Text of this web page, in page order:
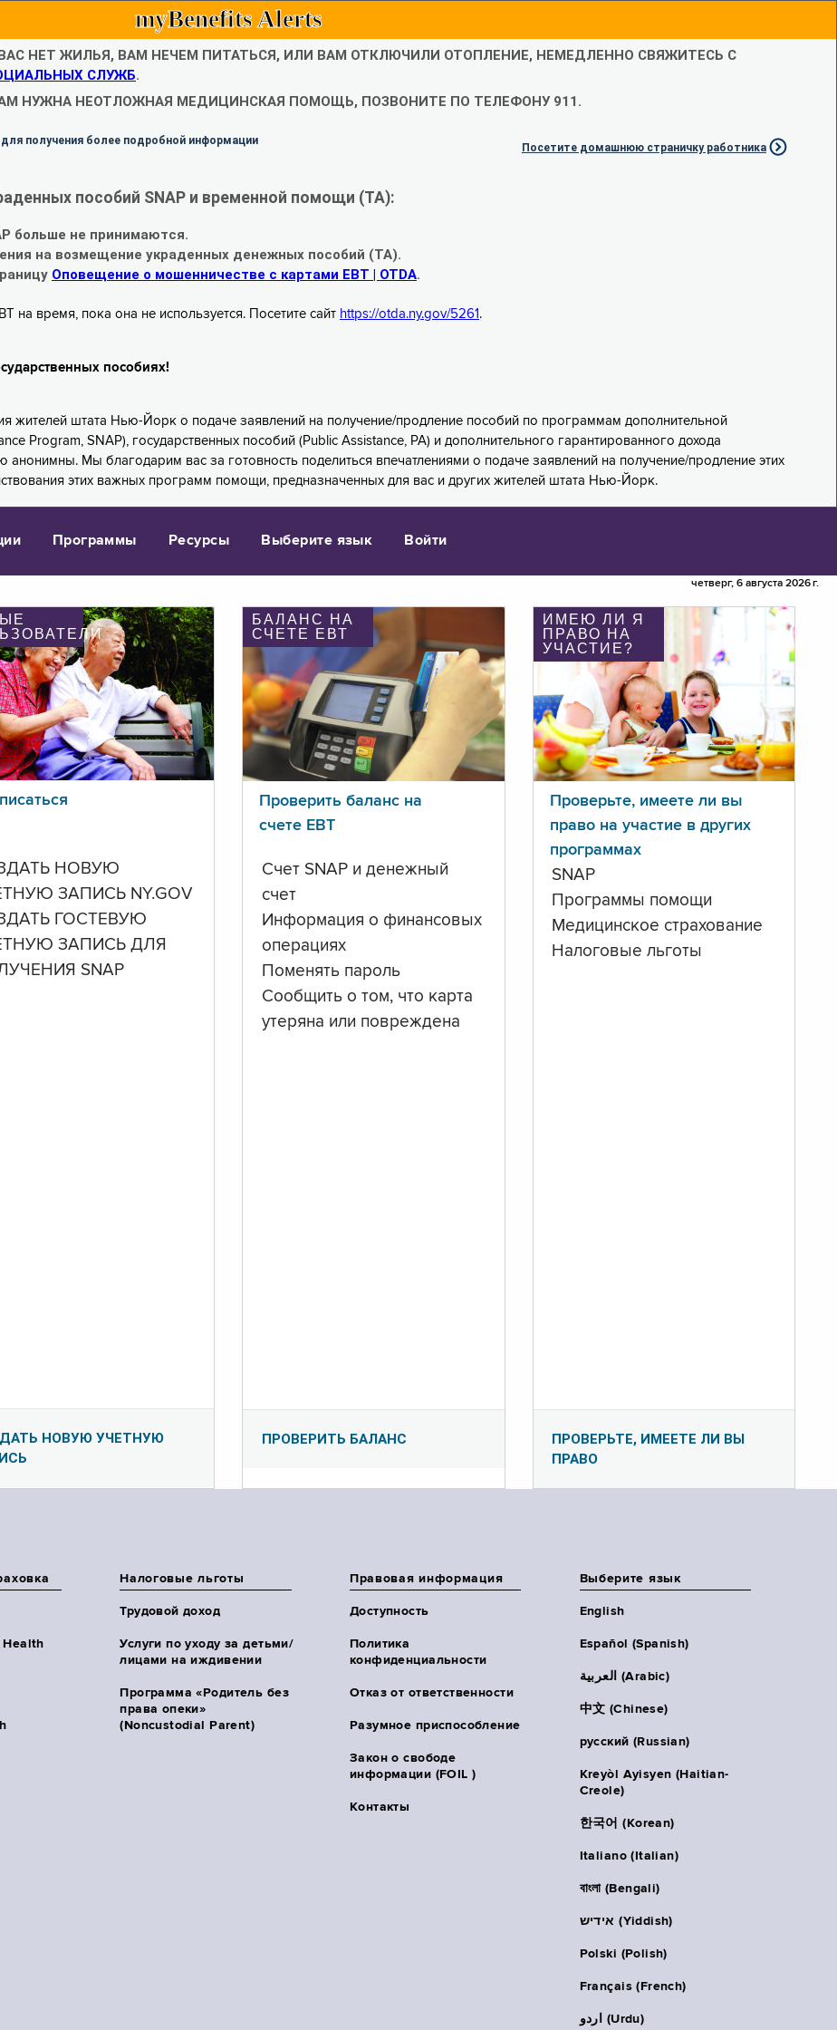
myBenefits Alerts
НЕТ ЖИЛЬЯ, ВАМ НЕЧЕМ ПИТАТЬСЯ, ИЛИ ВАМ ОТКЛЮЧИЛИ ОТОПЛЕНИЕ, НЕМЕДЛЕННО СВЯЖИТЕСЬ С
СЛУЖБ.
НУЖНА НЕОТЛОЖНАЯ МЕДИЦИНСКАЯ ПОМОЩЬ, ПОЗВОНИТЕ ПО ТЕЛЕФОНУ 911.
получения более подробной информации
Посетите домашнюю страничку работника
пособий SNAP и временной помощи (TA):
больше не принимаются.
на возмещение украденных денежных пособий (TA).
Оповещение о мошенничестве с картами EBT | OTDA.
на время, пока она не используется. Посетите сайт https://otda.ny.gov/5261 .
пособиях!
жителей штата Нью-Йорк о подаче заявлений на получение/продление пособий по программам дополнительной
Program, SNAP), государственных пособий (Public Assistance, PA) и дополнительного гарантированного дохода
анонимны. Мы благодарим вас за готовность поделиться впечатлениями о подаче заявлений на получение/продление этих
этих важных программ помощи, предназначенных для вас и других жителей штата Нью-Йорк.
Программы Ресурсы Выберите язык Войти
четверг, 6 августа 2026 г.
НОВУЮ
ЗАПИСЬ NY.GOV
ГОСТЕВУЮ
ЗАПИСЬ ДЛЯ
SNAP
НОВУЮ УЧЕТНУЮ
БАЛАНС НА
СЧЕТЕ ЕВТ
Проверить баланс на
счете ЕВТ
Счет SNAP и денежный
счет
Информация о финансовых
операциях
Поменять пароль
Сообщить о том, что карта
утеряна или повреждена
ПРОВЕРИТЬ БАЛАНС
ИМЕЮ ЛИ Я
ПРАВО НА
УЧАСТИЕ?
Проверьте, имеете ли вы
право на участие в других
программах
SNAP
Программы помощи
Медицинское страхование
Налоговые льготы
ПРОВЕРЬТЕ, ИМЕЕТЕ ЛИ ВЫ
ПРАВО
Health
Налоговые льготы
Трудовой доход
Услуги по уходу за детьми/
лицами на иждивении
Программа «Родитель без
права опеки»
(Noncustodial Parent)
Правовая информация
Доступность
Политика
конфиденциальности
Отказ от ответственности
Разумное приспособление
Закон о свободе
информации (FOIL )
Контакты
Выберите язык
English
Español (Spanish)
العربية (Arabic)
中文 (Chinese)
русский (Russian)
Kreyòl Ayisyen (Haitian-
Creole)
한국어 (Korean)
Italiano (Italian)
বাংলা (Bengali)
אידיש (Yiddish)
Polski (Polish)
Français (French)
اردو (Urdu)